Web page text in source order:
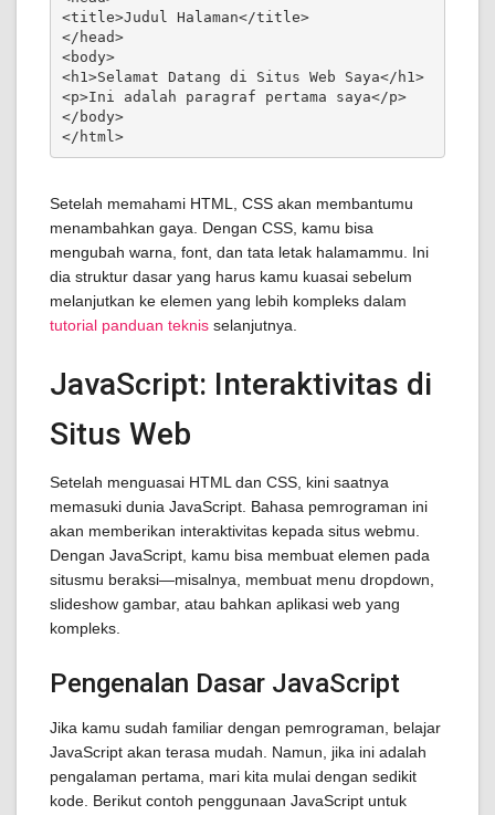
<title>Judul Halaman</title>
</head>
<body>
<h1>Selamat Datang di Situs Web Saya</h1>
<p>Ini adalah paragraf pertama saya</p>
</body>
</html>
Setelah memahami HTML, CSS akan membantumu
menambahkan gaya. Dengan CSS, kamu bisa
mengubah warna, font, dan tata letak halamammu. Ini
dia struktur dasar yang harus kamu kuasai sebelum
melanjutkan ke elemen yang lebih kompleks dalam
tutorial panduan teknis selanjutnya.
JavaScript: Interaktivitas di
Situs Web
Setelah menguasai HTML dan CSS, kini saatnya
memasuki dunia JavaScript. Bahasa pemrograman ini
akan memberikan interaktivitas kepada situs webmu.
Dengan JavaScript, kamu bisa membuat elemen pada
situsmu beraksi—misalnya, membuat menu dropdown,
slideshow gambar, atau bahkan aplikasi web yang
kompleks.
Pengenalan Dasar JavaScript
Jika kamu sudah familiar dengan pemrograman, belajar
JavaScript akan terasa mudah. Namun, jika ini adalah
pengalaman pertama, mari kita mulai dengan sedikit
kode. Berikut contoh penggunaan JavaScript untuk